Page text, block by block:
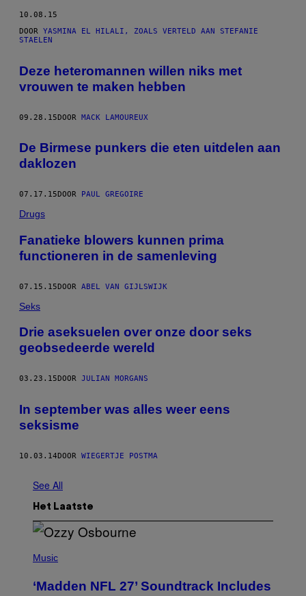
10.08.15
DOOR YASMINA EL HILALI, ZOALS VERTELD AAN STEFANIE
STAELEN
Deze heteromannen willen niks met
vrouwen te maken hebben
09.28.15DOOR MACK LAMOUREUX
De Birmese punkers die eten uitdelen aan
daklozen
07.17.15 DOOR PAUL GREGOIRE
Drugs
Fanatieke blowers kunnen prima
functioneren in de samenleving
07.15.15DOOR ABEL VAN GIJLSWIJK
Seks
Drie aseksuelen over onze door seks
geobsedeerde wereld
03.23.15 DOOR JULIAN MORGANS
In september was alles weer eens
seksisme
10.03.14DOOR WIEGERTJE POSTMA
See All
Het Laatste
H
O
Music
‘Madden NFL 27’ Soundtrack Includes